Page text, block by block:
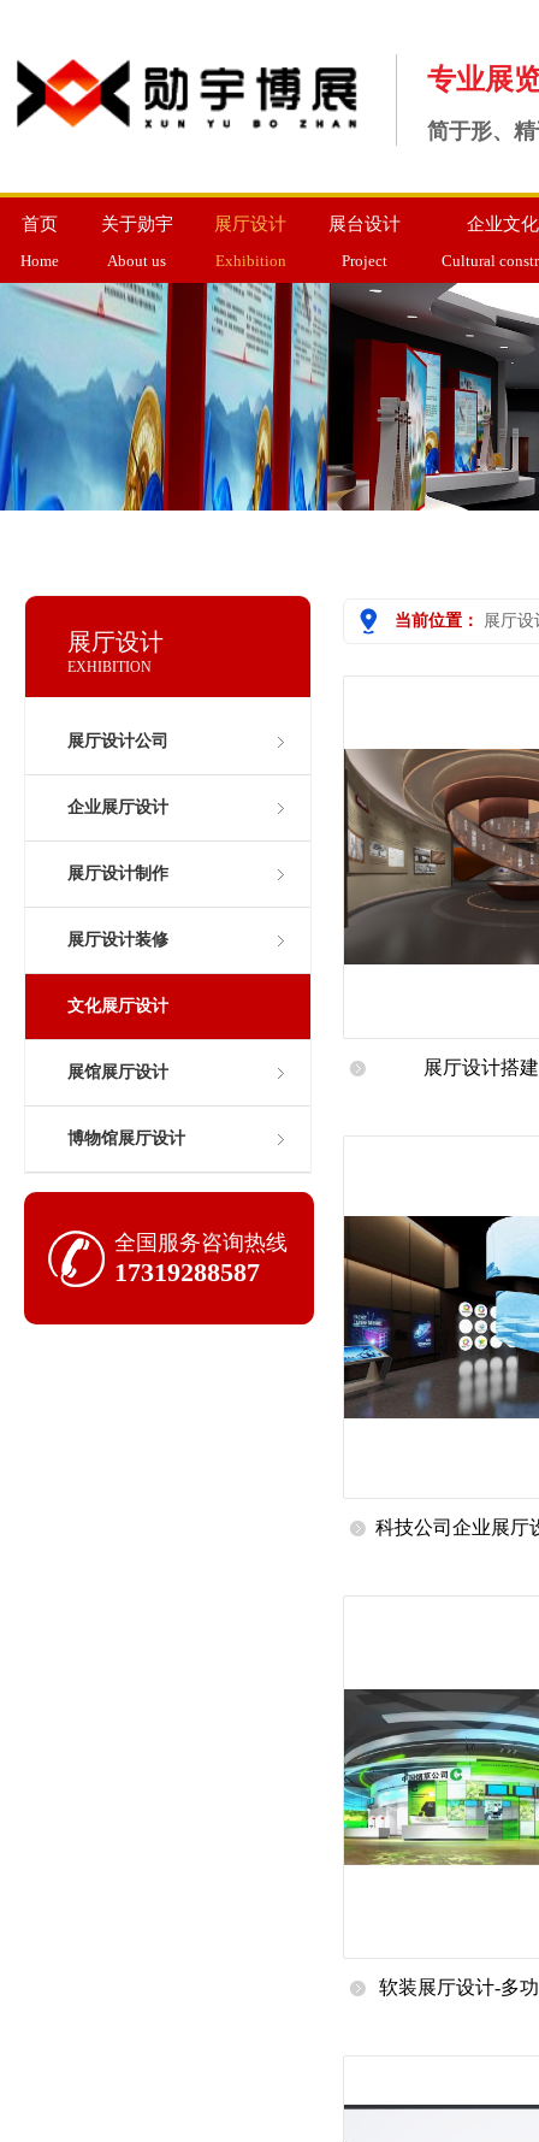
专业展
简于形、
首页
Home
关于勋宇
About us
展厅设计
Exhibition
展台设计
Project
企业文
Cultural
当前位置： 展厅设
展厅设计搭
科技公司企业展厅
软装展厅设计-多
展厅
展厅设计
EXHIBITION
展厅设计公司
企业展厅设计
展厅设计制作
展厅设计装修
文化展厅设计
展馆展厅设计
博物馆展厅设计
全国服务咨询热线
17319288587